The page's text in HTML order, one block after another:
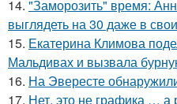
14. "Заморозить" время:
выглядеть на 30 даже в
15. Екатерина Климова
Мальдивах и вызвала
16. На Эвересте
17. Нет, это не графика … а